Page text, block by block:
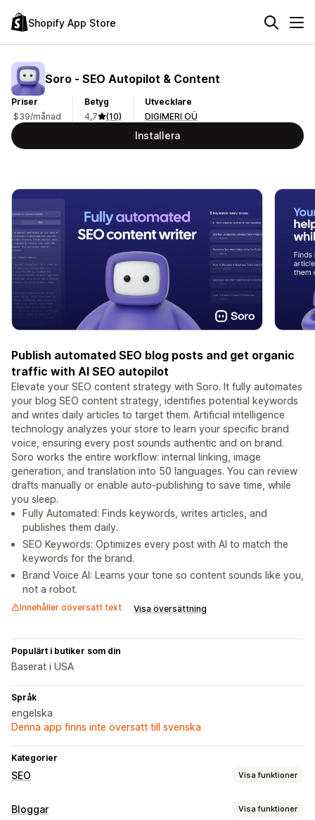
Shopify App Store
Soro ‑ SEO Autopilot & Content
Priser
$39/månad
Betyg
4,7
(10)
Utvecklare
DIGIMERI OÜ
Installera
Publish automated SEO blog posts and get organic
traffic with AI SEO autopilot
Elevate your SEO content strategy with Soro. It fully automates
your blog SEO content strategy, identifies potential keywords
and writes daily articles to target them. Artificial intelligence
technology analyzes your store to learn your specific brand
voice, ensuring every post sounds authentic and on brand.
Soro works the entire workflow: internal linking, image
generation, and translation into 50 languages. You can review
drafts manually or enable auto-publishing to save time, while
you sleep.
Fully Automated: Finds keywords, writes articles, and
publishes them daily.
SEO Keywords: Optimizes every post with AI to match the
keywords for the brand.
Brand Voice AI: Learns your tone so content sounds like you,
not a robot.
Innehåller oöversatt text Visa översättning
Populärt i butiker som din
Baserat i USA
Språk
engelska
Denna app finns inte översatt till svenska
Kategorier
SEO Visa funktioner
SEO-verktyg
Bloggar Visa funktioner